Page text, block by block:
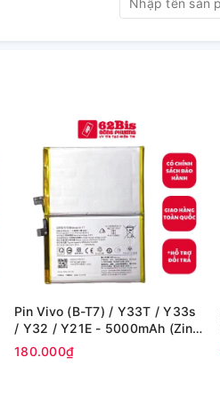
Pin Vivo (B-T7) / Y33T / Y33s
/ Y32 / Y21E - 5000mAh (Zin
Cty)
180.000₫